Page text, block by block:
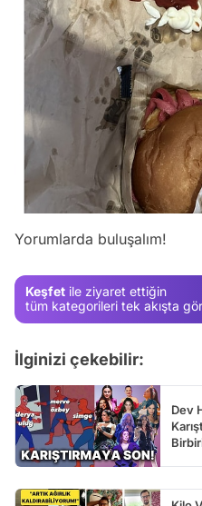
Yorumlarda buluşalım!
Keşfet ile ziyaret ettiğin
tüm kategorileri tek akışta
İlginizi çekebilir:
Dev